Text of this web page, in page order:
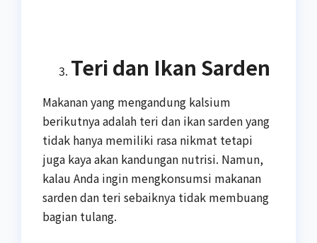
Teri dan Ikan Sarden
Makanan yang mengandung kalsium
berikutnya adalah teri dan ikan sarden yang
tidak hanya memiliki rasa nikmat tetapi
juga kaya akan kandungan nutrisi. Namun,
kalau Anda ingin mengkonsumsi makanan
sarden dan teri sebaiknya tidak membuang
bagian tulang.